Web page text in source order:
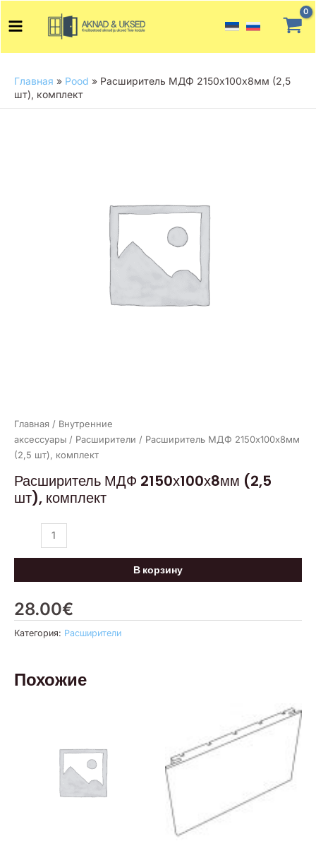
содержимому
Menu
Главная » Pood » Расширитель МДФ 2150х100х8мм (2,5
шт), комплект
Главная / Внутренние
аксессуары / Расширители / Расширитель МДФ 2150х100х8мм
(2,5 шт), комплект
Расширитель МДФ 2150х100х8мм (2,5
шт), комплект
28.00€
В корзину
Категория: Расширители
Похожие